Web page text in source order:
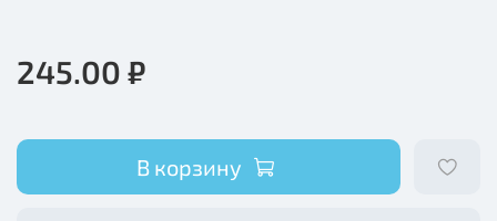
245.00 ₽
В корзину